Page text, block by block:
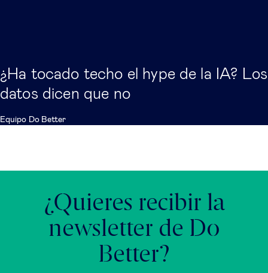
¿Ha tocado techo el hype de la IA? Los
datos dicen que no
Equipo Do Better
¿Quieres recibir la
newsletter de Do
Better?